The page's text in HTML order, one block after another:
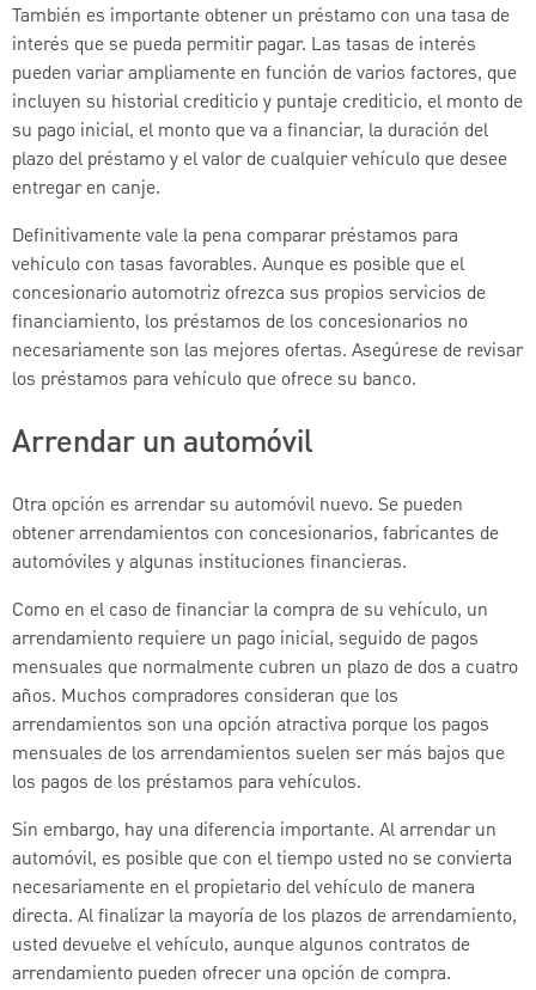
También es importante obtener un préstamo con una tasa de
interés que se pueda permitir pagar. Las tasas de interés
pueden variar ampliamente en función de varios factores, que
incluyen su historial crediticio y puntaje crediticio, el monto de
su pago inicial, el monto que va a financiar, la duración del
plazo del préstamo y el valor de cualquier vehículo que desee
entregar en canje.
Definitivamente vale la pena comparar préstamos para
vehículo con tasas favorables. Aunque es posible que el
concesionario automotriz ofrezca sus propios servicios de
financiamiento, los préstamos de los concesionarios no
necesariamente son las mejores ofertas. Asegúrese de revisar
los préstamos para vehículo que ofrece su banco.
Arrendar un automóvil
Otra opción es arrendar su automóvil nuevo. Se pueden
obtener arrendamientos con concesionarios, fabricantes de
automóviles y algunas instituciones financieras.
Como en el caso de financiar la compra de su vehículo, un
arrendamiento requiere un pago inicial, seguido de pagos
mensuales que normalmente cubren un plazo de dos a cuatro
años. Muchos compradores consideran que los
arrendamientos son una opción atractiva porque los pagos
mensuales de los arrendamientos suelen ser más bajos que
los pagos de los préstamos para vehículos.
Sin embargo, hay una diferencia importante. Al arrendar un
automóvil, es posible que con el tiempo usted no se convierta
necesariamente en el propietario del vehículo de manera
directa. Al finalizar la mayoría de los plazos de arrendamiento,
usted devuelve el vehículo, aunque algunos contratos de
arrendamiento pueden ofrecer una opción de compra.